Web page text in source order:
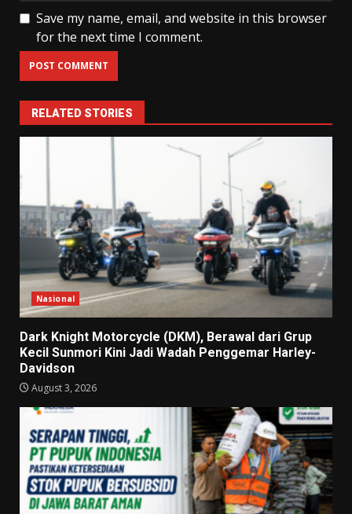
Save my name, email, and website in this browser
for the next time I comment.
RELATED STORIES
Nasional
Dark Knight Motorcycle (DKM), Berawal dari Grup
Kecil Sunmori Kini Jadi Wadah Penggemar Harley-
Davidson
August 3, 2026